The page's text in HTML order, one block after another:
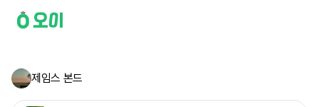
제임스 본드